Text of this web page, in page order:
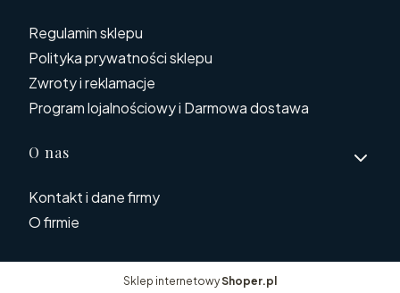
Regulamin sklepu
Polityka prywatności sklepu
Zwroty i reklamacje
Program lojalnościowy i Darmowa dostawa
O nas
Kontakt i dane firmy
O firmie
Sklep internetowyShoper.pl